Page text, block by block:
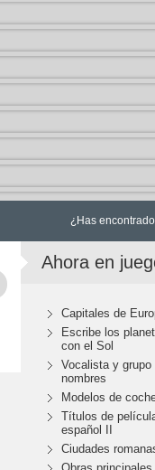
¿Has
Ahora en
Capitales de
Escribe los
con el Sol
Vocalista y
nombres
Modelos de
Títulos de
español II
Ciudades